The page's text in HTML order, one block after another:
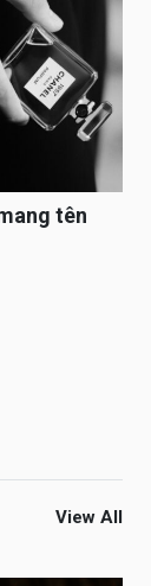
tên
View All